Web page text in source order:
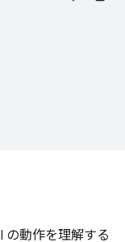
の動作を理解する